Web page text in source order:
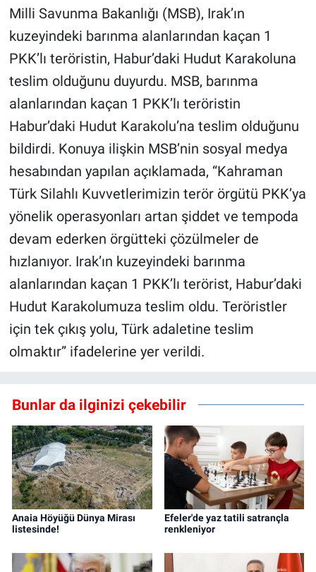
Milli Savunma Bakanlığı (MSB), Irak’ın
kuzeyindeki barınma alanlarından kaçan 1
PKK’lı teröristin, Habur’daki Hudut Karakoluna
teslim olduğunu duyurdu. MSB, barınma
alanlarından kaçan 1 PKK’lı teröristin
Habur’daki Hudut Karakolu’na teslim olduğunu
bildirdi. Konuya ilişkin MSB’nin sosyal medya
hesabından yapılan açıklamada, “Kahraman
Türk Silahlı Kuvvetlerimizin terör örgütü PKK’ya
yönelik operasyonları artan şiddet ve tempoda
devam ederken örgütteki çözülmeler de
hızlanıyor. Irak’ın kuzeyindeki barınma
alanlarından kaçan 1 PKK’lı terörist, Habur’daki
Hudut Karakolumuza teslim oldu. Teröristler
için tek çıkış yolu, Türk adaletine teslim
olmaktır” ifadelerine yer verildi.
Bunlar da ilginizi çekebilir
Anaia Höyüğü Dünya Mirası
listesinde!
Efeler'de yaz tatili satrançla
renkleniyor